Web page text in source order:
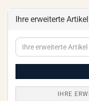
Ihre erweiterte
Ihre
erweiterte
IHRE